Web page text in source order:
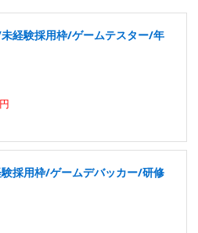
未経験採用枠/ゲームテスター/年
験採用枠/ゲームデバッカー/研修